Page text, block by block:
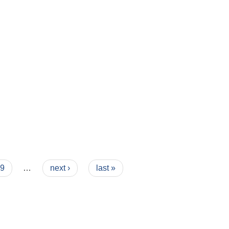
9 … next › last »